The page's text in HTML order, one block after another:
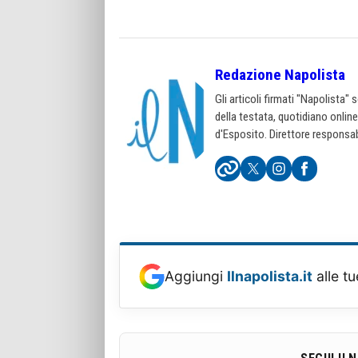
Redazione Napolista
Gli articoli firmati "Napolista"
della testata, quotidiano
d'Esposito. Direttore
Aggiungi Ilnapolista.it alle